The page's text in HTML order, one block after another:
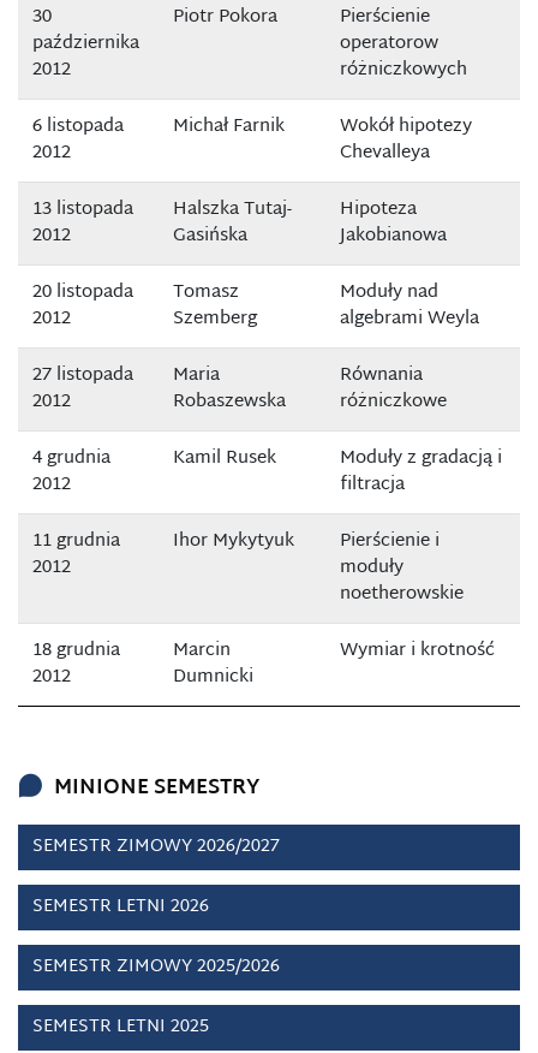
30
października
2012
Piotr Pokora
Pierścienie
operatorow
różniczkowych
6 listopada
2012
Michał Farnik
Wokół hipotezy
Chevalleya
13 listopada
2012
Halszka Tutaj-
Gasińska
Hipoteza
Jakobianowa
20 listopada
2012
Tomasz
Szemberg
Moduły nad
algebrami Weyla
27 listopada
2012
Maria
Robaszewska
Równania
różniczkowe
4 grudnia
2012
Kamil Rusek
Moduły z gradacją i
filtracja
11 grudnia
2012
Ihor Mykytyuk
Pierścienie i
moduły
noetherowskie
18 grudnia
2012
Marcin
Dumnicki
Wymiar i krotność
MINIONE SEMESTRY
SEMESTR ZIMOWY 2026/2027
SEMESTR LETNI 2026
SEMESTR ZIMOWY 2025/2026
SEMESTR LETNI 2025